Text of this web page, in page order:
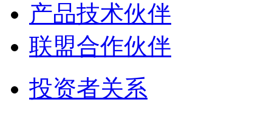
产品技术伙伴
联盟合作伙伴
投资者关系